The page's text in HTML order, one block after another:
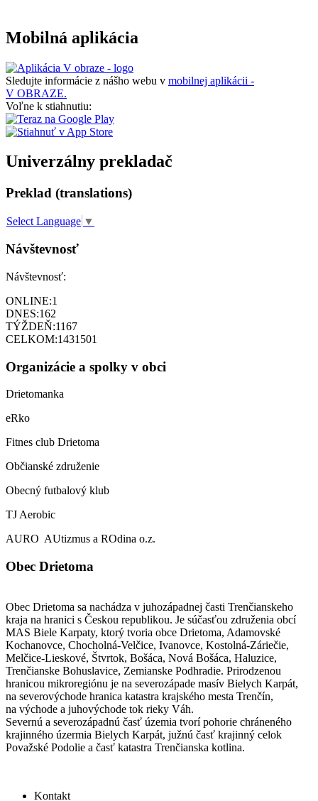
Mobilná aplikácia
Sledujte informácie z nášho webu v mobilnej aplikácii -
V OBRAZE.
Voľne k stiahnutiu:
Univerzálny prekladač
Preklad (translations)
Select Language ▼
Návštevnosť
Návštevnosť:
ONLINE:1
DNES:162
TÝŽDEŇ:1167
CELKOM:1431501
Organizácie a spolky v obci
Drietomanka
eRko
Fitnes club Drietoma
Občianské združenie
Obecný futbalový klub
TJ Aerobic
AURO AUtizmus a ROdina o.z.
Obec Drietoma
Obec Drietoma sa nachádza v juhozápadnej časti Trenčianskeho
kraja na hranici s Českou republikou. Je súčasťou združenia obcí
MAS Biele Karpaty, ktorý tvoria obce Drietoma, Adamovské
Kochanovce, Chocholná-Velčice, Ivanovce, Kostolná-Záriečie,
Melčice-Lieskové, Štvrtok, Bošáca, Nová Bošáca, Haluzice,
Trenčianske Bohuslavice, Zemianske Podhradie. Prirodzenou
hranicou mikroregiónu je na severozápade masív Bielych Karpát,
na severovýchode hranica katastra krajského mesta Trenčín,
na východe a juhovýchode tok rieky Váh.
Severnú a severozápadnú časť územia tvorí pohorie chráneného
krajinného úzermia Bielych Karpát, južnú časť krajinný celok
Považské Podolie a časť katastra Trenčianska kotlina.
Kontakt